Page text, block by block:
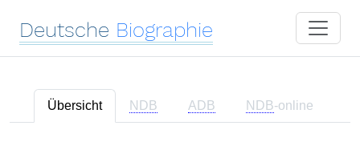
Deutsche Biographie
Übersicht NDB ADB NDB-online